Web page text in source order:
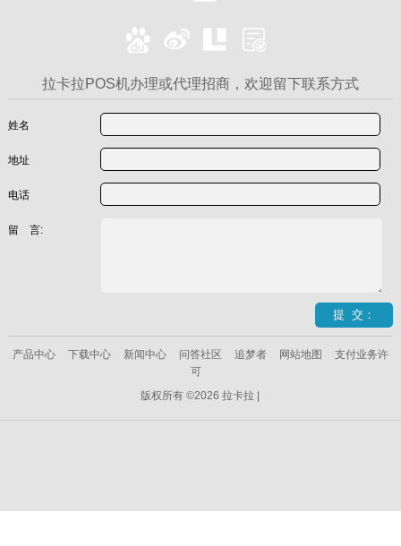
拉卡拉POS机办理或代理招商，欢迎留下联系方式
姓名
地址
电话
留 言:
产品中心 下载中心 新闻中心 问答社区 追梦者 网站地图
支付业务许
可
版权所有 ©2026 拉卡拉 |